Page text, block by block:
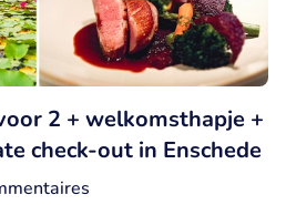
2 + welkomsthapje +
check-out in Enschede